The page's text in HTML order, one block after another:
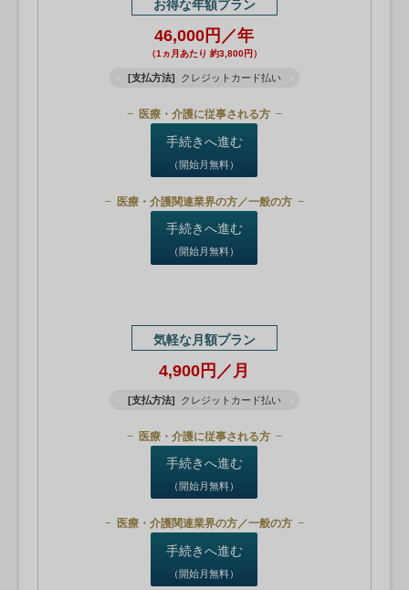
お得な年額プラン
46,000円／年
（1ヵ月あたり 約3,800円）
[支払方法] クレジットカード払い
医療・介護に従事される方
手続きへ進む
（開始月無料）
医療・介護関連業界の方／一般の方
手続きへ進む
（開始月無料）
気軽な月額プラン
4,900円／月
[支払方法] クレジットカード払い
医療・介護に従事される方
手続きへ進む
（開始月無料）
医療・介護関連業界の方／一般の方
手続きへ進む
（開始月無料）